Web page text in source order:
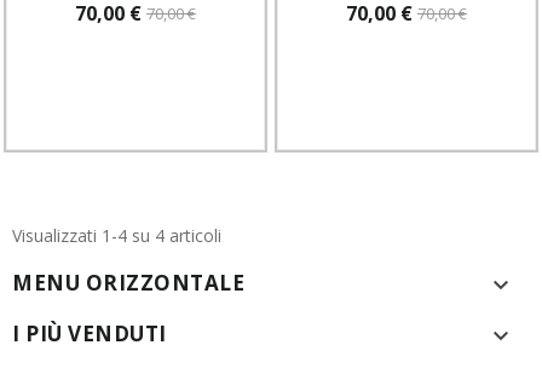
70,00 € 70,00 € 70,00 € 70,00 €
Visualizzati 1-4 su 4 articoli
MENU ORIZZONTALE 
I PIÙ VENDUTI 